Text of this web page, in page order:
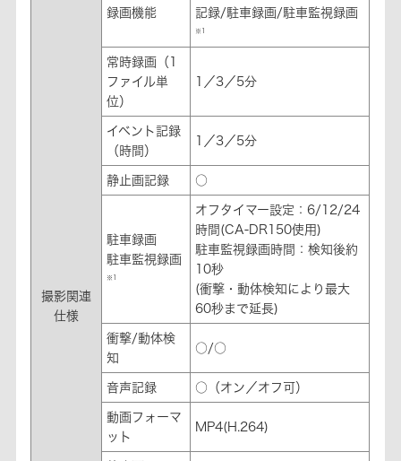
撮影関連
仕様
録画機能
記録/駐車録画/駐車監視録画
※1
常時録画（1
ファイル単
位）
1／3／5分
イベント記録
（時間）
1／3／5分
静止画記録 ○
駐車録画
駐車監視録画
※1
オフタイマー設定：6/12/24
時間(CA-DR150使用)
駐車監視録画時間：検知後約
10秒
(衝撃・動体検知により最大
60秒まで延長)
衝撃/動体検
知
○/○
音声記録 ○（オン／オフ可）
動画フォーマ
ット
MP4(H.264)